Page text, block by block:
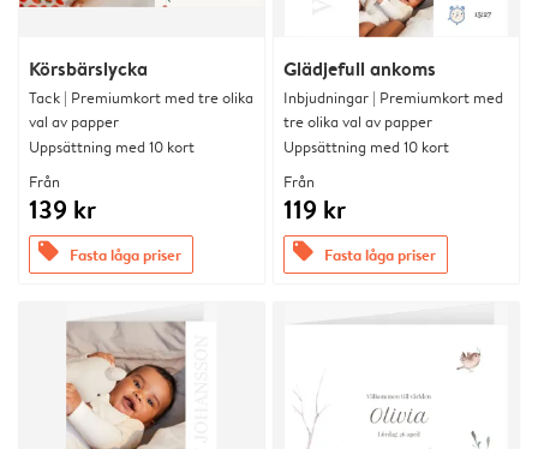
Körsbärslycka
Tack | Premiumkort med tre olika
val av papper
Uppsättning med 10 kort
Från
139 kr
offers Fasta låga priser
Glädjefull ankoms
Inbjudningar | Premiumkort med
tre olika val av papper
Uppsättning med 10 kort
Från
119 kr
offers Fasta låga priser